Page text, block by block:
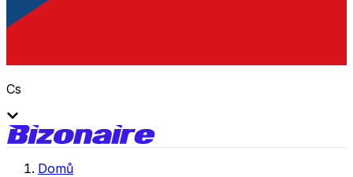
Cs
Domů